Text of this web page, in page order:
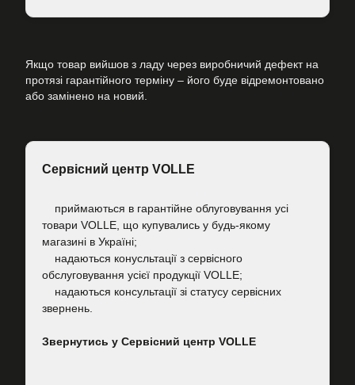
Якщо товар вийшов з ладу через виробничий дефект на
протязі гарантійного терміну – його буде відремонтовано
або замінено на новий.
Сервісний центр VOLLE
приймаються в гарантійне облуговування усі
товари VOLLE, що купувались у будь-якому
магазині в Україні;
надаються конусльтації з сервісного
обслуговування усієї продукції VOLLE;
надаються консультації зі статусу сервісних
звернень.
Звернутись у Сервісний центр VOLLE